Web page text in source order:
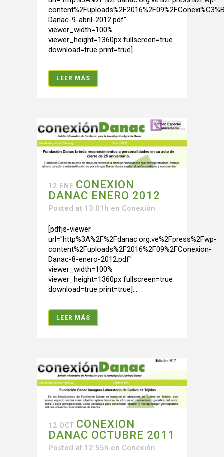
Danac-9-abril-2012.pdf"
viewer_width=100%
viewer_height=1360px fullscreen=true
download=true print=true]...
LEER MÁS
12 ENE CONEXION
DANAC ENERO 2012
Posted at 13:01h en Conexión
[pdfjs-viewer
url="http%3A%2F%2Fdanac.org.ve%2Fpress%2Fwp-
content%2Fuploads%2F2016%2F09%2FConexion-
Danac-8-enero-2012.pdf"
viewer_width=100%
viewer_height=1360px fullscreen=true
download=true print=true]...
LEER MÁS
12 OCT CONEXION
DANAC OCTUBRE 2011
Posted at 12:55h en Conexión